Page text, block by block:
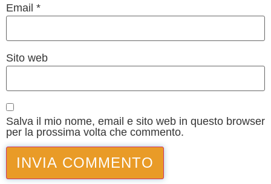
Email *
Sito web
Salva il mio nome, email e sito web in questo browser
per la prossima volta che commento.